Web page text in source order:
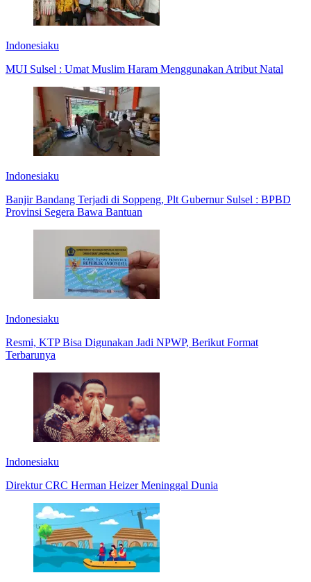
Indonesiaku
MUI Sulsel : Umat Muslim Haram Menggunakan Atribut Natal
Indonesiaku
Banjir Bandang Terjadi di Soppeng, Plt Gubernur Sulsel : BPBD
Provinsi Segera Bawa Bantuan
Indonesiaku
Resmi, KTP Bisa Digunakan Jadi NPWP, Berikut Format
Terbarunya
Indonesiaku
Direktur CRC Herman Heizer Meninggal Dunia